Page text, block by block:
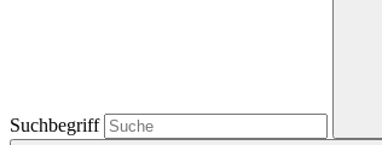
Suchbegriff